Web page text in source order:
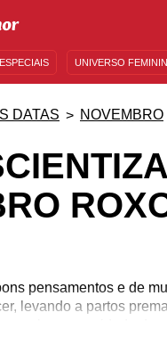
UNIVERSO
DATAS NOVEMBRO
pensamentos e de
levando a partos
sobre a gravidade dos